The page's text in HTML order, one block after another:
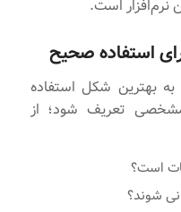
نرم‌افزار است.
استفاده صحیح
برای اینکه از Business Central به بهترین شکل استفاده
تعریف شود؛ از
است؟
شوند؟